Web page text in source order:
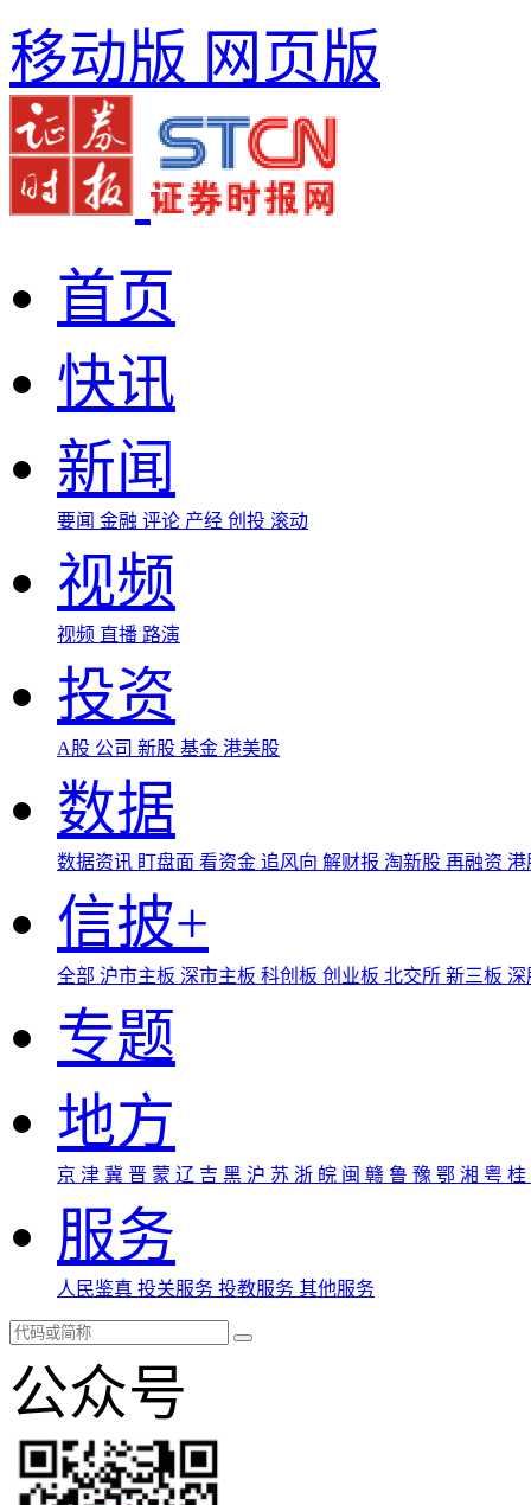
移动版 网页版
首页
快讯
新闻
要闻 金融 评论 产经 创投 滚动
视频
视频 直播 路演
投资
A股 公司 新股 基金 港美股
数据
数据资讯 盯盘面 看资金 追风向 解财报 淘新股 再融资
信披+
全部 沪市主板 深市主板 科创板 创业板 北交所 新三板
专题
地方
京 津 冀 晋 蒙 辽 吉 黑 沪 苏 浙 皖 闽 赣 鲁 豫 鄂 湘 粤 桂
服务
人民鉴真 投关服务 投教服务 其他服务
公众号